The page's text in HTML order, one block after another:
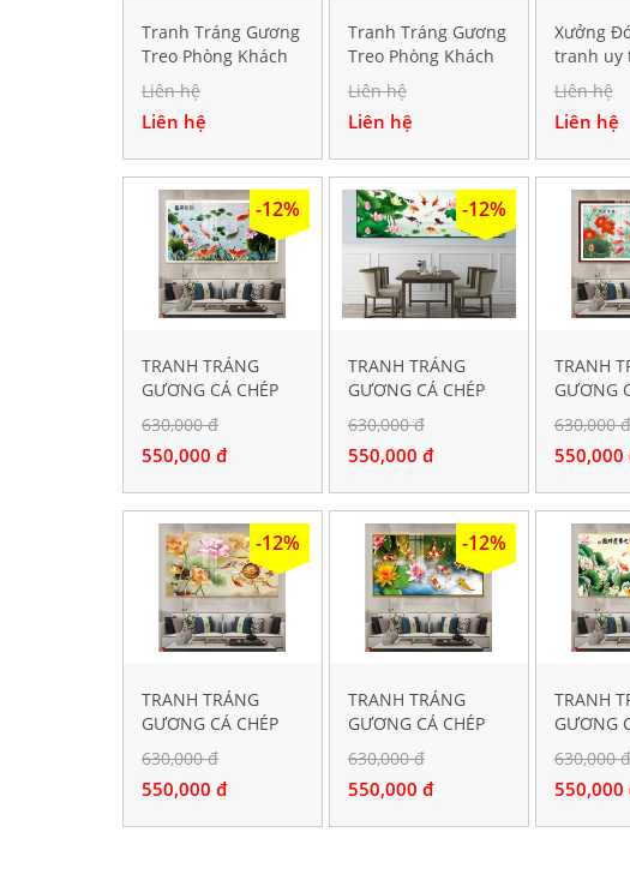
Tranh Tráng Gương
Treo Phòng Khách
Bộ Ba Tấm Hiện Đại
TK166
Liên hệ
Liên hệ
Tranh Tráng Gương
Treo Phòng Khách
Bộ Ba Tấm Hiện Đại
TK102
Liên hệ
Liên hệ
Xưởng
tranh uy
lượng tại
Hà Nội
Liên hệ
Liên hệ
-12%
TRANH TRÁNG
GƯƠNG CÁ CHÉP
HOA SEN S902
630,000 đ
550,000 đ
-12%
TRANH TRÁNG
GƯƠNG CÁ CHÉP
HOA SEN S837
630,000 đ
550,000 đ
TRANH
GƯƠNG
HOA SEN
630,000 đ
550,000
-12%
TRANH TRÁNG
GƯƠNG CÁ CHÉP
HOA SEN S779
630,000 đ
550,000 đ
-12%
TRANH TRÁNG
GƯƠNG CÁ CHÉP
HOA SEN S768
630,000 đ
550,000 đ
TRANH
GƯƠNG
HOA SEN
630,000 đ
550,000